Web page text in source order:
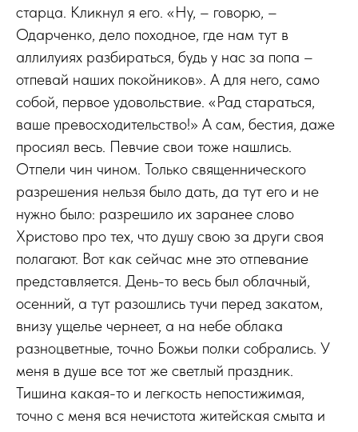
старца. Кликнул я его. «Ну, – говорю, –
Одарченко, дело походное, где нам тут в
аллилуиях разбираться, будь у нас за попа –
отпевай наших покойников». А для него, само
собой, первое удовольствие. «Рад стараться,
ваше превосходительство!» А сам, бестия, даже
просиял весь. Певчие свои тоже нашлись.
Отпели чин чином. Только священнического
разрешения нельзя было дать, да тут его и не
нужно было: разрешило их заранее слово
Христово про тех, что душу свою за други своя
полагают. Вот как сейчас мне это отпевание
представляется. День-то весь был облачный,
осенний, а тут разошлись тучи перед закатом,
внизу ущелье чернеет, а на небе облака
разноцветные, точно Божьи полки собрались. У
меня в душе все тот же светлый праздник.
Тишина какая-то и легкость непостижимая,
точно с меня вся нечистота житейская смыта и